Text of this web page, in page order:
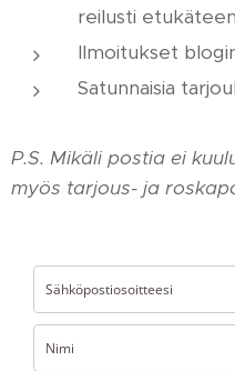
reilusti etukäteen
Ilmoitukset
Satunnaisia
P.S. Mikäli postia ei
myös tarjous- ja